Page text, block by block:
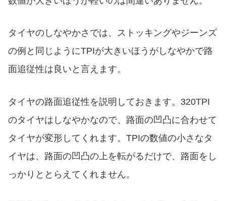
タイヤのしなやかさでは、ストッキングやジーンズ
の例と同じようにTPIが大きいほうがしなやかで路
面追従性は良いと言えます。
タイヤの路面追従性を説明しておきます。320TPI
のタイヤはしなやかなので、路面の凹凸に合わせて
タイヤが変形してくれます。TPIの数値の小さなタ
イヤは、路面の凹凸の上を転がるだけで、路面をし
っかりととらえてくれません。